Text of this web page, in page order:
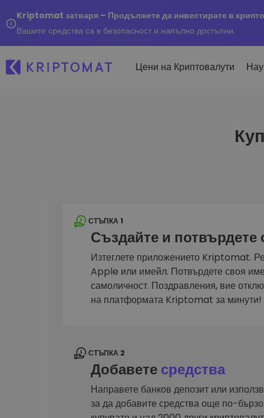
Kriptomat затваря – Продължете да инвестирате в
Вашите средства са в безопасност и напълно достъпни.
Цени на Криптовалути
Купуване и
в криптовалути
Kriptomat Портфейл
Сигурен и опростен
криптовалута
Инвестиционен
Намери своята крипто
СТЪПКА 1
Създайте и потвърдете
Изтеглете приложението Kriptomat.
Apple или имейл. Потвърдете своя
самоличност. Поздравления, вие
на платформата Kriptomat за минути!
СТЪПКА 2
Добавете средства
Направете банков депозит или
за да добавите средства още по-